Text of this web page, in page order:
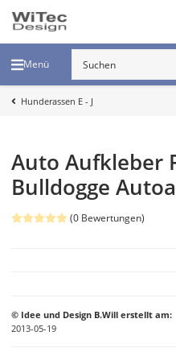
Menü
Hunderassen E - J
Auto Aufkleber
Bulldogge
(0 Bewertungen)
© Idee und Design B.Will erstellt am:
2013-05-19